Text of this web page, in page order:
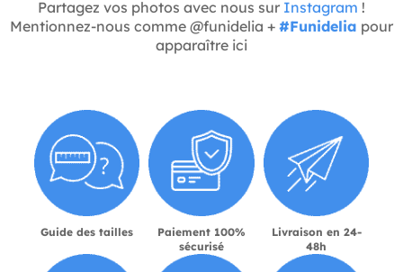
Partagez vos photos avec nous sur Instagram !
Mentionnez-nous comme @funidelia + #Funidelia pour
apparaître ici
Guide des tailles
Paiement 100%
sécurisé
Livraison en 24-
48h